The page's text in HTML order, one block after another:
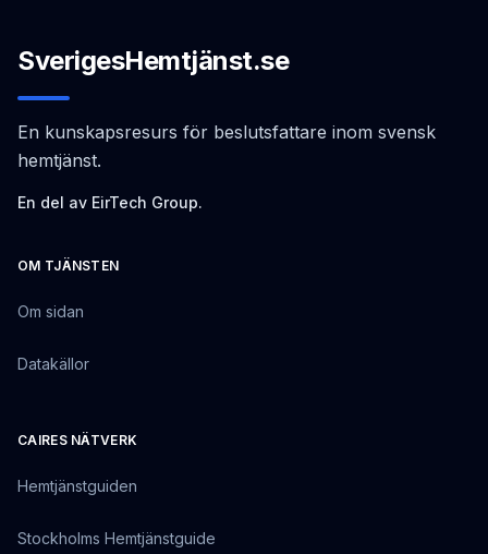
SverigesHemtjänst.se
En kunskapsresurs för beslutsfattare inom svensk
hemtjänst.
En del av EirTech Group.
OM TJÄNSTEN
Om sidan
Datakällor
CAIRES NÄTVERK
Hemtjänstguiden
Stockholms Hemtjänstguide